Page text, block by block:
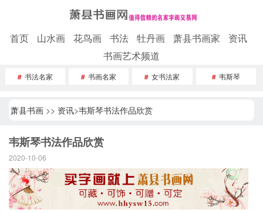
首页 山水画 花鸟画 书法 牡丹画 萧县书画家
资讯
书画艺术频道
# 书法名家 # 书画名家 # 女书法家 # 韦斯琴
萧县书画>> 资讯>韦斯琴书法作品欣赏
韦斯琴书法作品欣赏
2020-10-06